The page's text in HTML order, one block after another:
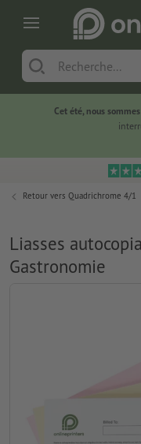
Cet été, nous
Retour vers Quadrichrome 4/1
Liasses
Gastronomie